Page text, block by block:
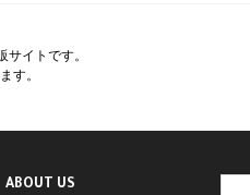
サイトです。
す。
ABOUT US